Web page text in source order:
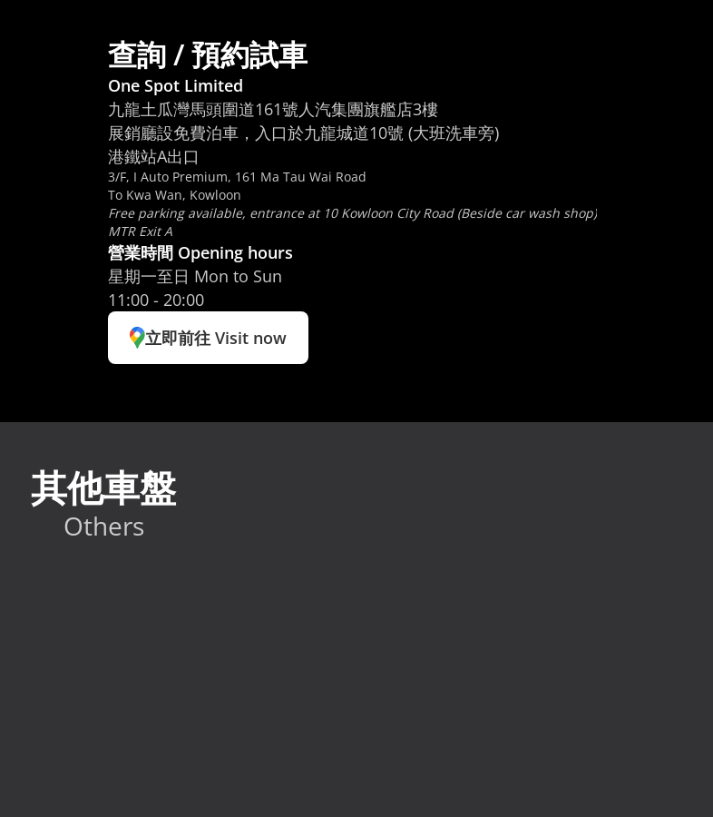
查詢 / 預約試車
One Spot Limited
九龍土瓜灣馬頭圍道161號人汽集團旗艦店3樓
展銷廳設免費泊車，入口於九龍城道10號 (大班洗車旁)
港鐵站A出口
3/F, I Auto Premium, 161 Ma Tau Wai Road
To Kwa Wan, Kowloon
Free parking available, entrance at 10 Kowloon City Road (Beside car wash shop)
MTR Exit A
營業時間 Opening hours
星期一至日 Mon to Sun
11:00 - 20:00
立即前往 Visit now
其他車盤
Others